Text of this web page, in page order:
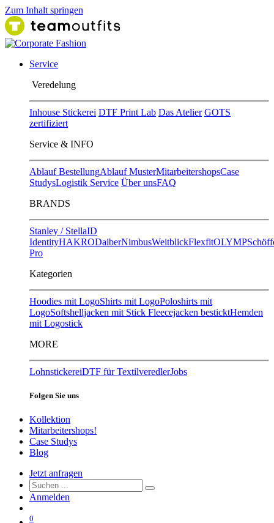
Zum Inhalt springen
Service
Ver​edelung
Inhouse Stickerei DTF Print Lab Das Atelier GOTS
zertifiziert
Service & INFO
Ablauf BestellungAblauf MusterMitarbeitershopsCase
StudysLogistik Service Über unsFAQ
BRANDS
Stanley / StellaID
IdentityHAKRODaiberNimbusWeitblickFlexfitOLYMP
Pro
Kategorien
Hoodies mit LogoShirts mit LogoPoloshirts mit
LogoSoftshelljacken mit Stick Fleecejacken besticktHemden
mit Logostick
MORE
LohnstickereiDTF für TextilveredlerJobs
Folgen Sie uns
Kollektion
Mitarbeitershops!
Case Studys
Blog
Jetzt anfragen
Anmelden
0